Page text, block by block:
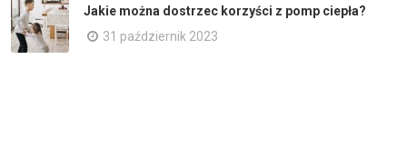
Jakie można dostrzec korzyści z pomp ciepła?
31 październik 2023